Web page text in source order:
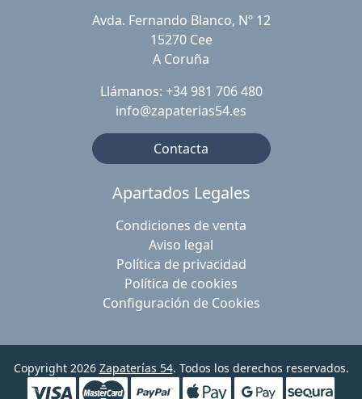
Avda. Fernando Blanco, Nº 12
15270 Cee
A Coruña
Llámanos: +34 981 706 480
info@zapaterias54.es
Contacta
Apartados Legales
Condiciones de venta
Aviso legal
Política de privacidad
Política de cookies
Configuración de Cookies
Copyright 2026 Zapaterías 54. Todos los derechos reservados.